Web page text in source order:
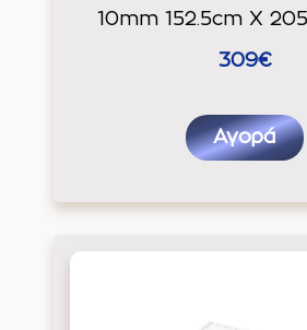
10mm 152.5cm X
309€
Αγορά